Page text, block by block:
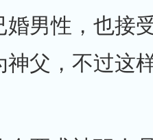
婚男性，也接
神父，不过这